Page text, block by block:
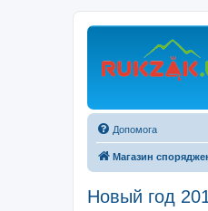
Допомога
Магазин
Новый год